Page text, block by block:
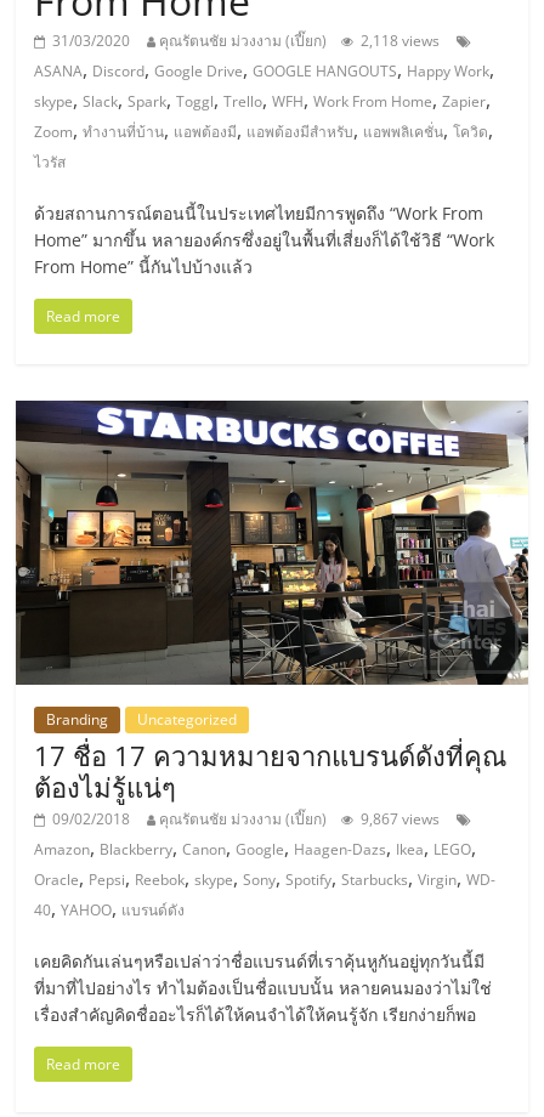
เอ็
มอี
ไทย,
SMEs,
แฟ
รน
ไชส์,
ที่
ปรึกษา
แฟ
รน
ไชส์,
รวม
แฟ
รน
ไชส์
31/03/2020 คุณรัตนชัย ม่วงงาม (เปี๊ยก)
2,118 views
ASANA, Discord,Google Drive,GOOGLE HANGOUTS, Happy Work,
skype,Slack,Spark,Toggl,Trello,WFH,Work From Home,Zapier,
Zoom,ทำงานที่บ้าน, แอพต้องมี, แอพต้องมีสำหรับ, แอพพลิเคชั่น,โควิด,
ไวรัส
ด้วยสถานการณ์ตอนนี้ในประเทศไทยมีการพูดถึง “Work From
Home” มากขึ้น หลายองค์กรซึ่งอยู่ในพื้นที่เสี่ยงก็ได้ใช้วิธี “Work
From Home” นี้กันไปบ้างแล้ว
Read more
Branding Uncategorized
17 ชื่อ 17 ความหมายจากแบรนด์ดังที่คุณ
ต้องไม่รู้แน่ๆ
09/02/2018 คุณรัตนชัย ม่วงงาม (เปี๊ยก)
9,867 views
Amazon, Blackberry,Canon,Google, Haagen-Dazs, Ikea, LEGO,
Oracle, Pepsi, Reebok,skype,Sony,Spotify,Starbucks,Virgin,WD-
40,YAHOO, แบรนด์ดัง
เคยคิดกันเล่นๆหรือเปล่าว่าชื่อแบรนด์ที่เราคุ้นหูกันอยู่ทุกวันนี้มี
ที่มาที่ไปอย่างไร ทำไมต้องเป็นชื่อแบบนั้น หลายคนมองว่าไม่ใช่
เรื่องสำคัญคิดชื่ออะไรก็ได้ให้คนจำได้ให้คนรู้จัก เรียกง่ายก็พอ
Read more